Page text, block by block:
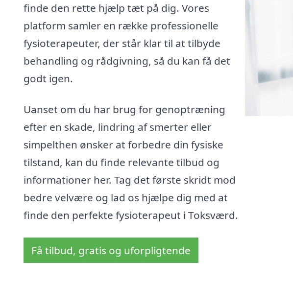
finde den rette hjælp tæt på dig. Vores
platform samler en række professionelle
fysioterapeuter, der står klar til at tilbyde
behandling og rådgivning, så du kan få det
godt igen.
Uanset om du har brug for genoptræning
efter en skade, lindring af smerter eller
simpelthen ønsker at forbedre din fysiske
tilstand, kan du finde relevante tilbud og
informationer her. Tag det første skridt mod
bedre velvære og lad os hjælpe dig med at
finde den perfekte fysioterapeut i Toksværd.
Få tilbud, gratis og uforpligtende